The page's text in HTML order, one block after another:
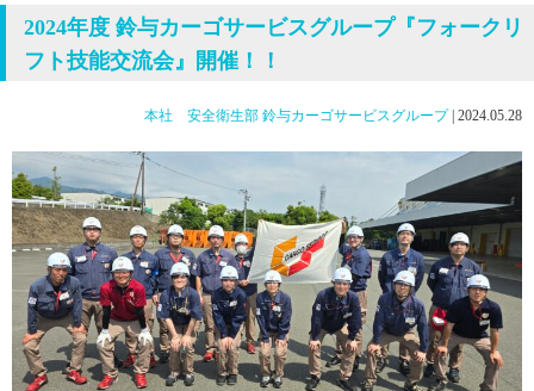
2024年度 鈴与カーゴサービスグループ『フォークリ
フト技能交流会』開催！！
本社 安全衛生部 鈴与カーゴサービスグループ| 2024.05.28